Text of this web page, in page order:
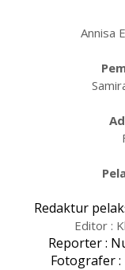
Annisa
Redaktur
Editor :
Reporter :
Fotografer :